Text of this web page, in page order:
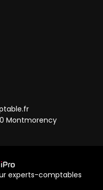
Montmorency
experts-comptables